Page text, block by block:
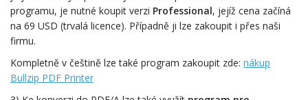
programu, je nutné koupit verzi Professional, jejíž cena začíná
na 69 USD (trvalá licence). Případně ji lze zakoupit i přes naši
firmu.
Kompletně v češtině lze také program zakoupit zde: nákup
Bullzip PDF Printer